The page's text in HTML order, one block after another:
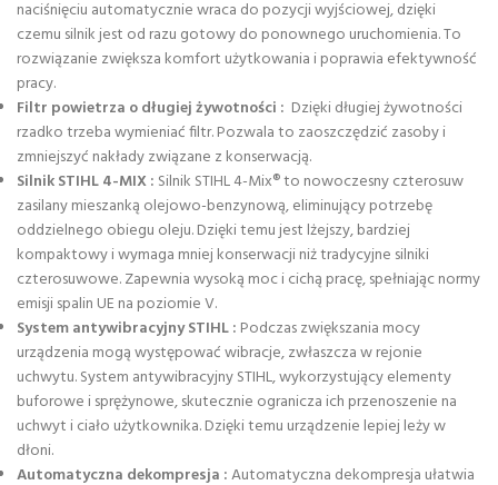
naciśnięciu automatycznie wraca do pozycji wyjściowej, dzięki
czemu silnik jest od razu gotowy do ponownego uruchomienia. To
rozwiązanie zwiększa komfort użytkowania i poprawia efektywność
pracy.
Filtr powietrza o długiej żywotności : Dzięki długiej żywotności
rzadko trzeba wymieniać filtr. Pozwala to zaoszczędzić zasoby i
zmniejszyć nakłady związane z konserwacją.
Silnik STIHL 4-MIX : Silnik STIHL 4-Mix® to nowoczesny czterosuw
zasilany mieszanką olejowo-benzynową, eliminujący potrzebę
oddzielnego obiegu oleju. Dzięki temu jest lżejszy, bardziej
kompaktowy i wymaga mniej konserwacji niż tradycyjne silniki
czterosuwowe. Zapewnia wysoką moc i cichą pracę, spełniając normy
emisji spalin UE na poziomie V.
System antywibracyjny STIHL : Podczas zwiększania mocy
urządzenia mogą występować wibracje, zwłaszcza w rejonie
uchwytu. System antywibracyjny STIHL, wykorzystujący elementy
buforowe i sprężynowe, skutecznie ogranicza ich przenoszenie na
uchwyt i ciało użytkownika. Dzięki temu urządzenie lepiej leży w
dłoni.
Automatyczna dekompresja :Automatyczna dekompresja ułatwia